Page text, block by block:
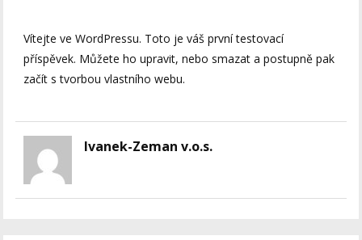
Vítejte ve WordPressu. Toto je váš první testovací
příspěvek. Můžete ho upravit, nebo smazat a postupně pak
začít s tvorbou vlastního webu.
Ivanek-Zeman v.o.s.